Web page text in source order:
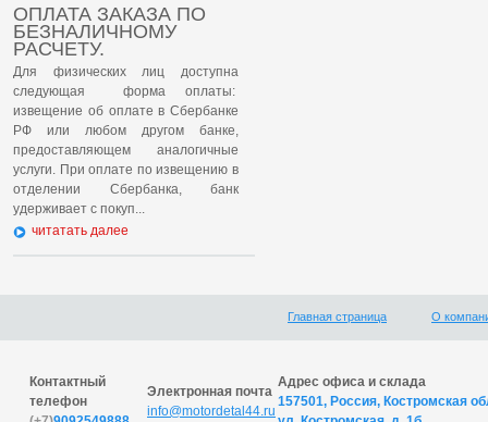
ОПЛАТА ЗАКАЗА ПО
БЕЗНАЛИЧНОМУ
РАСЧЕТУ.
Для физических лиц доступна
следующая форма оплаты:
извещение об оплате в Сбербанке
РФ или любом другом банке,
предоставляющем аналогичные
услуги. При оплате по извещению в
отделении Сбербанка, банк
удерживает с покуп...
читатать далее
Главная страница О
Контактный
телефон
Электронная почта
info@motordetal44.ru
Адрес офиса и склада
157501, Россия, Костромская